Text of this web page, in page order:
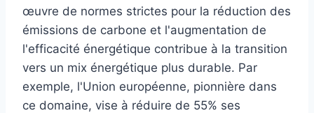
œuvre de normes strictes pour la réduction des
émissions de carbone et l'augmentation de
l'efficacité énergétique contribue à la transition
vers un mix énergétique plus durable. Par
exemple, l'Union européenne, pionnière dans
ce domaine, vise à réduire de 55% ses